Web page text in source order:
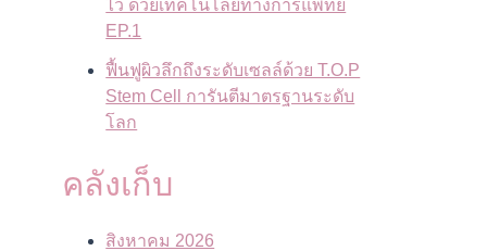
ไว ด้วยเทคโนโลยีทางการแพทย์
EP.1
ฟื้นฟูผิวลึกถึงระดับเซลล์ด้วย T.O.P
Stem Cell การันตีมาตรฐานระดับ
โลก
คลังเก็บ
สิงหาคม 2026